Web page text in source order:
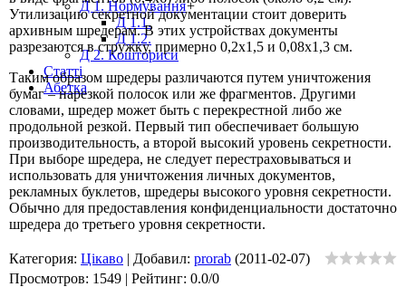
Д 1. Нормування+
Д 1.1.
Д 1.2.
Д 2. Кошториси
Статті
Абетка
Утилизацию секретной документации стоит доверить
архивным шредерам. В этих устройствах документы
разрезаются в стружку, примерно 0,2x1,5 и 0,08x1,3 см.
Таким образом шредеры различаются путем уничтожения
бумаг – нарезкой полосок или же фрагментов. Другими
словами, шредер может быть с перекрестной либо же
продольной резкой. Первый тип обеспечивает большую
производительность, а второй высокий уровень секретности.
При выборе шредера, не следует перестраховываться и
использовать для уничтожения личных документов,
рекламных буклетов, шредеры высокого уровня секретности.
Обычно для предоставления конфиденциальности достаточно
шредера до третьего уровня секретности.
Категория: Цікаво | Добавил: prorab (2011-02-07)
Просмотров: 1549 | Рейтинг: 0.0/0